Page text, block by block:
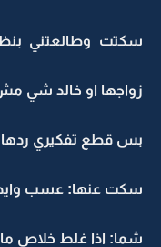
سكتت وطالعتني
زواجها او خالد شي
بس قطع تفكيري
سكت عنها: عسب وايد
شما: اذا غلط خلاص